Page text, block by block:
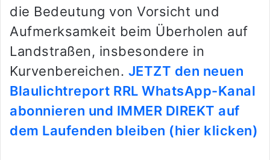
die Bedeutung von Vorsicht und
Aufmerksamkeit beim Überholen auf
Landstraßen, insbesondere in
Kurvenbereichen. JETZT den neuen
Blaulichtreport RRL WhatsApp-Kanal
abonnieren und IMMER DIREKT auf
dem Laufenden bleiben (hier klicken)